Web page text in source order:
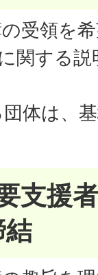
受領を
関する
体は、
支援